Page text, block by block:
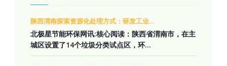
陕西渭南探索资源化处理方式：研发工业...
北极星节能环保网讯:核心阅读：陕西省渭南市，在主
城区设置了14个垃圾分类试点区，环...